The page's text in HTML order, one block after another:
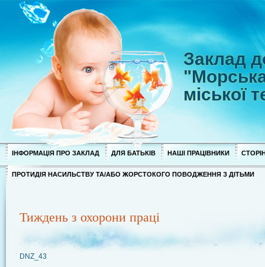
Заклад
міської
ІНФОРМАЦІЯ ПРО ЗАКЛАД ДЛЯ БАТЬКІВ НАШІ ПРАЦІВНИКИ
ПРОТИДІЯ НАСИЛЬСТВУ ТА/АБО ЖОРСТОКОГО ПОВОДЖЕННЯ З ДІТЬМИ
Тиждень з охорони праці
DNZ_43